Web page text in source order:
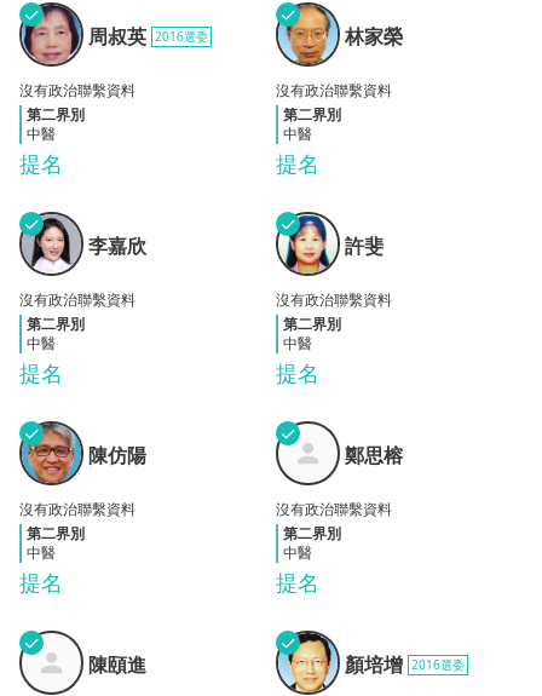
周叔
英
✓
提名
周叔英 2016選委
沒有政治聯繫資料
第二界別
中醫
林家
榮
✓
提名
林家榮
沒有政治聯繫資料
第二界別
中醫
李嘉
欣
✓
提名
李嘉欣
沒有政治聯繫資料
第二界別
中醫
許斐
✓
提名
許斐
沒有政治聯繫資料
第二界別
中醫
陳仿
陽
✓
提名
陳仿陽
沒有政治聯繫資料
第二界別
中醫
鄭思
榕
✓
提名
鄭思榕
沒有政治聯繫資料
第二界別
中醫
陳頤
進
✓
陳頤進
顏培
增
✓
顏培增 2016選委